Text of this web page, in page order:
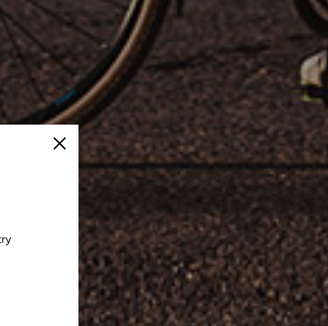
Schließen